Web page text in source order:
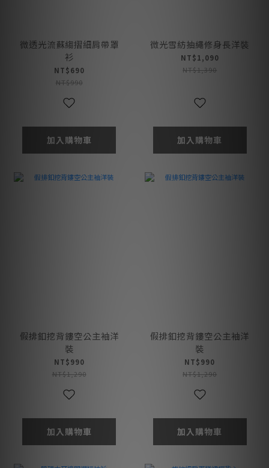
微透光流蘇縐摺細肩帶罩
衫
NT$690
NT$990
加入購物車
微光雪紡抽繩修身長洋裝
NT$1,090
NT$1,390
加入購物車
假排釦挖背鏤空公主袖洋
裝
NT$990
NT$1,290
加入購物車
假排釦挖背鏤空公主袖洋
裝
NT$990
NT$1,290
加入購物車